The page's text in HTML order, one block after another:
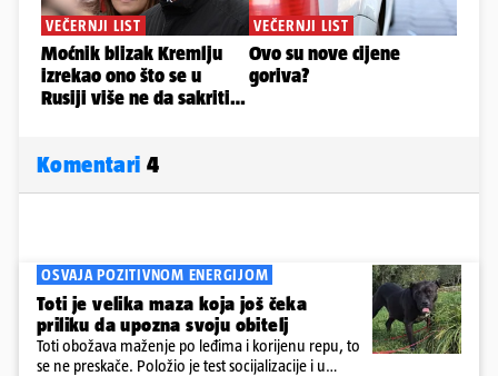
Komentari 4
OSVAJA POZITIVNOM ENERGIJOM
Toti je velika maza koja još čeka
priliku da upozna svoju obitelj
Toti obožava maženje po leđima i korijenu repu, to
se ne preskače. Položio je test socijalizacije i u